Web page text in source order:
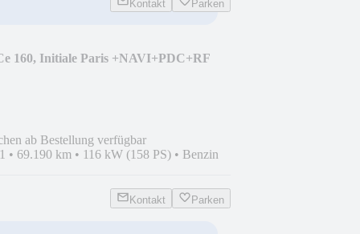
Kontakt Parken
160, Initiale Paris +NAVI+PDC+RF
ab Bestellung verfügbar
• 69.190 km • 116 kW (158 PS) • Benzin
Kontakt Parken